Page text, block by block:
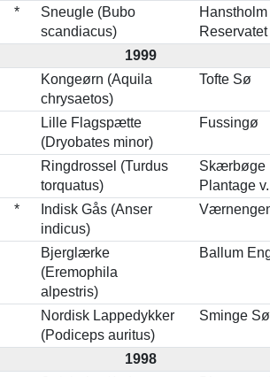
*
Sneugle (Bubo
scandiacus)
Hanstholm
Reservatet
1999
Kongeørn (Aquila
chrysaetos)
Tofte Sø
Lille Flagspætte
(Dryobates minor)
Fussingø
Ringdrossel (Turdus
torquatus)
Skærbøge
Plantage
*
Indisk Gås (Anser
indicus)
Bjerglærke
(Eremophila
alpestris)
Ballum
Nordisk Lappedykker
(Podiceps auritus)
Sminge Sø
1998